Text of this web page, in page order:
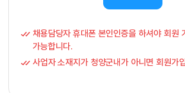
채용담당자 휴대폰 본인인증을 하셔야 회원
가능합니다.
사업자 소재지가 청양군내가 아니면 회원가